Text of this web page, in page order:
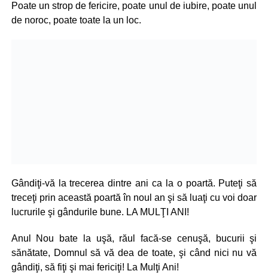
Poate un strop de fericire, poate unul de iubire, poate unul
de noroc, poate toate la un loc.
Gândiţi-vă la trecerea dintre ani ca la o poartă. Puteţi să
treceţi prin această poartă în noul an şi să luaţi cu voi doar
lucrurile şi gândurile bune. LA MULŢI ANI!
Anul Nou bate la uşă, răul facă-se cenuşă, bucurii şi
sănătate, Domnul să vă dea de toate, şi când nici nu vă
gândiţi, să fiţi şi mai fericiţi! La Mulţi Ani!